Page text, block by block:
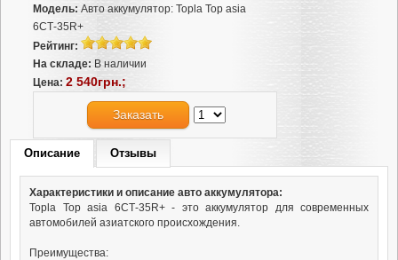
Модель: Авто аккумулятор: Topla Top asia
6СТ-35R+
Рейтинг:
На складе: В наличии
Цена: 2 540грн.;
Заказать
Описание Отзывы
Характеристики и описание авто аккумулятора:
Topla Top asia 6СТ-35R+ - это аккумулятор для современных
автомобилей азиатского происхождения.
Преимущества: